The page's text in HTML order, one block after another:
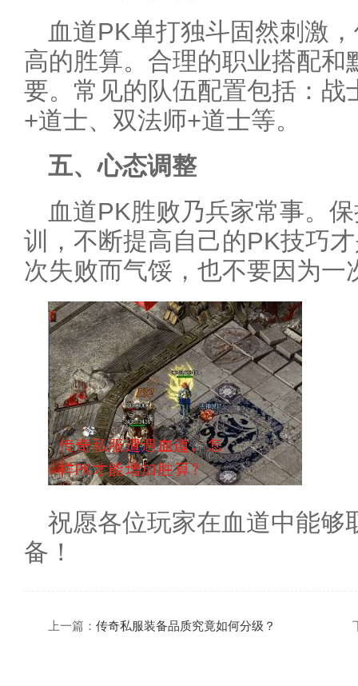
血道PK单打独斗固然刺激
高的胜算。合理的职业搭配和
要。常见的队伍配置包括：战
+道士、双法师+道士等。
五、心态调整
血道PK胜败乃兵家常事。
训，不断提高自己的PK技巧
次失败而气馁，也不要因为一
祝愿各位玩家在血道中能够
备！
上一篇： 传奇私服装备品质究竟如何分级？